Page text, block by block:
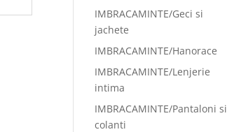
IMBRACAMINTE/Geci si
jachete
IMBRACAMINTE/Hanorace
IMBRACAMINTE/Lenjerie
intima
IMBRACAMINTE/Pantaloni si
colanti